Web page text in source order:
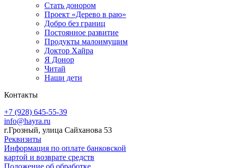
Стать донором
Проект «Дерево в раю»
Добро без границ
Постоянное развитие
Продукты малоимущим
Доктор Хайра
Я Донор
Читай
Наши дети
Контакты
+7 (928) 645-55-39
info@hayra.ru
г.Грозный, улица Сайханова 53
Реквизиты
Информация по оплате банковской
картой и возврате средств
Положение об обработке